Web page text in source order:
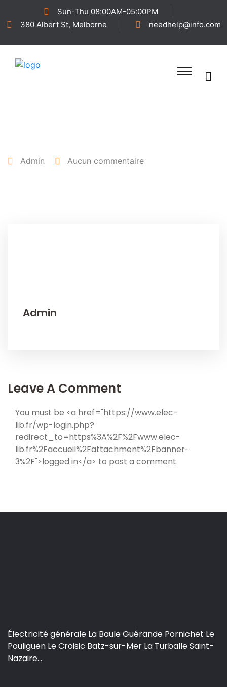
Sun-Thu 08:00AM-05:00PM
380 Albert St, Melborne
needhelp@info.com
Admin Aucun commentaire
Admin
Leave A Comment
You must be <a href="https://www.elec-
lib.fr/wp-login.php?
redirect_to=https%3A%2F%2Fwww.elec-
lib.fr%2Faccueil%2Fattachment%2Fbanner-
3%2F">logged in</a> to post a comment.
Électricité générale La Baule Guérande Pornichet Le
Pouliguen Le Croisic Batz-sur-Mer La Turballe Saint-
Nazaire...